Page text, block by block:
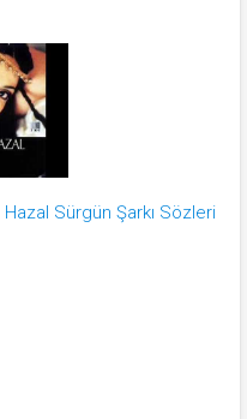
Hazal Sürgün Şarkı Sözleri